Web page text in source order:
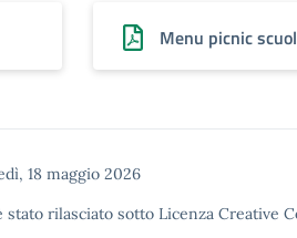
Menu picnic
18 maggio 2026
stato rilasciato sotto Licenza Creative